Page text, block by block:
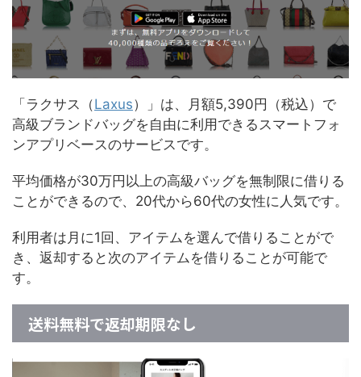
「ラクサス（Laxus）」は、月額5,390円（税込）で
高級ブランドバッグを自由に利用できるスマートフォ
ンアプリベースのサービスです。
平均価格が30万円以上の高級バッグを無制限に借りる
ことができるので、20代から60代の女性に人気です。
利用者は月に1回、アイテムを選んで借りることがで
き、返却すると次のアイテムを借りることが可能で
す。
送料無料で返却期限なし